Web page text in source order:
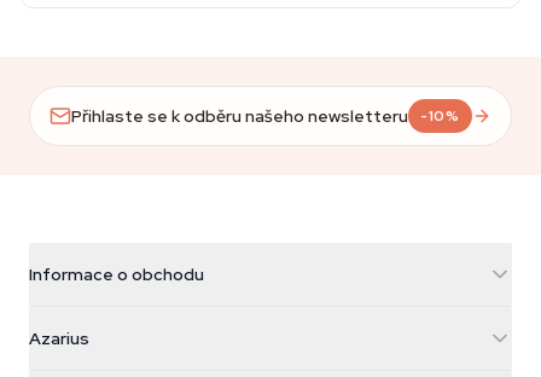
Přihlaste se k odběru našeho newsletteru -10%
Informace o obchodu
Galvaniweg 11
Azarius